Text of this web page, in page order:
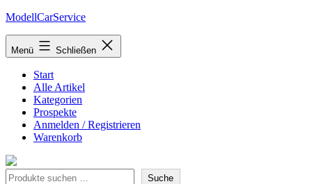
Zum
springen
ModellCarService
Menü Schließen
Start
Alle Artikel
Kategorien
Prospekte
Anmelden / Registrieren
Warenkorb
Suche Suche